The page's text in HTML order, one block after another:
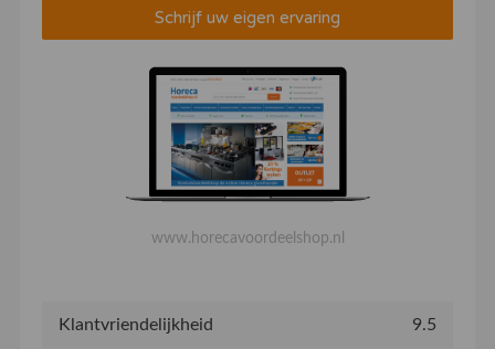
Schrijf uw eigen ervaring
www.horecavoordeelshop.nl
Klantvriendelijkheid 9.5